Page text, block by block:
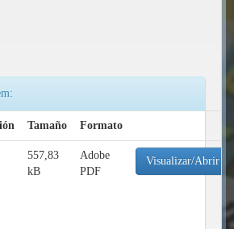
Tamaño Formato
557,83
kB
Adobe
PDF
Visualizar/Abrir